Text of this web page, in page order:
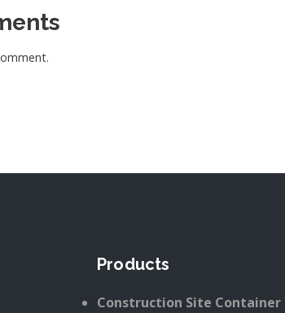
Products
Construction Site Container